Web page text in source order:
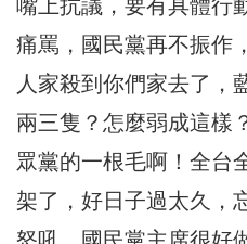
嘴上抗議，要有具體行
痛罵，國民黨再不振作
人家殺到你們家去了，
兩三隻？怎麼弱成這樣
眾黨的一根毛啊！全台
架了，好日子過太久，